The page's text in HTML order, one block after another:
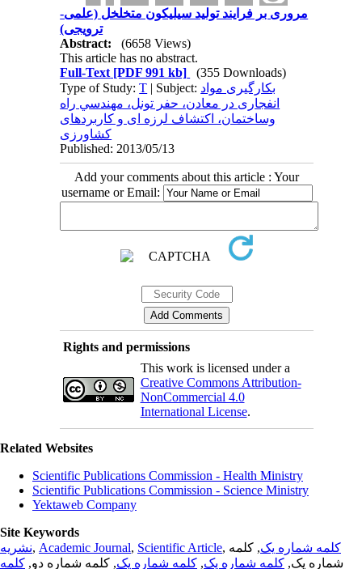
مروری بر فرایند تولید سیلیکون متخلخل (علمی-
ترویجی)
Abstract:
(6658 Views)
This article has no abstract.
Full-Text [PDF 991 kb]
(355 Downloads)
Type of Study:T | Subject: بکارگيری مواد
انفجاری در معادن، حفر تونل، مهندسي راه
وساختمان، اکتشاف لرزه ای و کاربردهای
کشاورزی
Published: 2013/05/13
Add your comments about this article : Your
username or Email:
Rights and permissions
This work is licensed under a
Creative Commons Attribution-
NonCommercial 4.0
International License.
Related Websites
Scientific Publications Commission - Health Ministry
Scientific Publications Commission - Science Ministry
Yektaweb Company
Site Keywords
نشریه, Academic Journal, Scientific Article, کلمه شماره یک, کلمه
شماره یک, کلمه شماره یک, کلمه شماره یک, کلمه شماره دو, کلمه